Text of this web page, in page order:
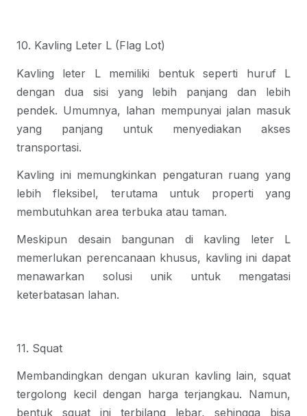
10. Kavling Leter L (Flag Lot)
Kavling leter L memiliki bentuk seperti huruf L
dengan dua sisi yang lebih panjang dan lebih
pendek. Umumnya, lahan mempunyai jalan masuk
yang panjang untuk menyediakan akses
transportasi.
Kavling ini memungkinkan pengaturan ruang yang
lebih fleksibel, terutama untuk properti yang
membutuhkan area terbuka atau taman.
Meskipun desain bangunan di kavling leter L
memerlukan perencanaan khusus, kavling ini dapat
menawarkan solusi unik untuk mengatasi
keterbatasan lahan.
11. Squat
Membandingkan dengan ukuran kavling lain, squat
tergolong kecil dengan harga terjangkau. Namun,
bentuk squat ini terbilang lebar, sehingga bisa